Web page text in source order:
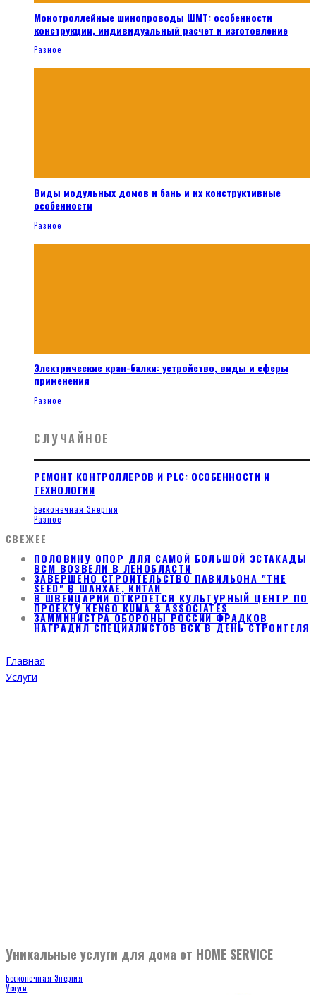
Монотроллейные шинопроводы ШМТ: особенности
конструкции, индивидуальный расчет и изготовление
Разное
Виды модульных домов и бань и их конструктивные
особенности
Разное
Электрические кран-балки: устройство, виды и сферы
применения
Разное
СЛУЧАЙНОЕ
РЕМОНТ КОНТРОЛЛЕРОВ И PLC: ОСОБЕННОСТИ И
ТЕХНОЛОГИИ
Бесконечная Энергия
Разное
СВЕЖЕЕ
ПОЛОВИНУ ОПОР ДЛЯ САМОЙ БОЛЬШОЙ ЭСТАКАДЫ
ВСМ ВОЗВЕЛИ В ЛЕНОБЛАСТИ
ЗАВЕРШЕНО СТРОИТЕЛЬСТВО ПАВИЛЬОНА "THE
SEED" В ШАНХАЕ, КИТАЙ
В ШВЕЙЦАРИИ ОТКРОЕТСЯ КУЛЬТУРНЫЙ ЦЕНТР ПО
ПРОЕКТУ KENGO KUMA & ASSOCIATES
ЗАММИНИСТРА ОБОРОНЫ РОССИИ ФРАДКОВ
НАГРАДИЛ СПЕЦИАЛИСТОВ ВСК В ДЕНЬ СТРОИТЕЛЯ
Главная
Услуги
Уникальные услуги для дома от HOME SERVICE
Бесконечная Энергия
Услуги